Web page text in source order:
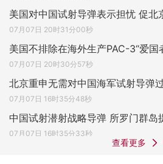
美国对中国试射导弹表示担忧 促北
07月07日 20时31分00秒
美国不排除在海外生产PAC-3“爱国
07月07日 20时30分57秒
北京重申无需对中国海军试射导弹
07月07日 16时35分48秒
中国试射潜射战略导弹 所罗门群岛
07月07日 16时35分33秒
查看更多